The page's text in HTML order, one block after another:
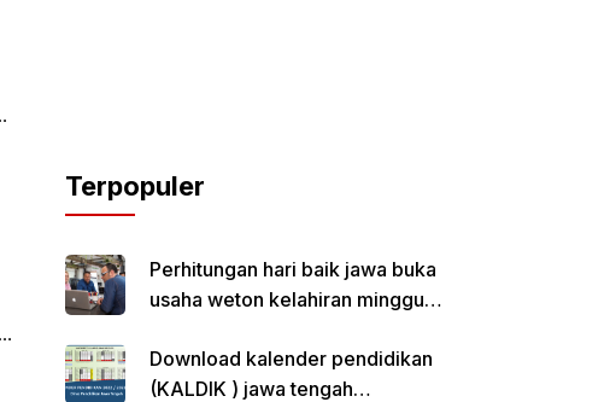
Terpopuler
Perhitungan hari baik jawa buka
usaha weton kelahiran minggu
Download kalender pendidikan
(KALDIK ) jawa tengah